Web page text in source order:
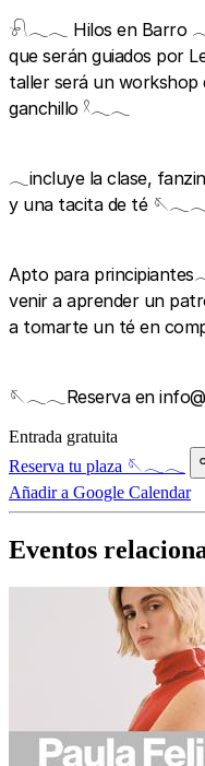
𓍯𓂃𓂃 Hilos en Barro 𓂃
que serán guiados por
taller será un
ganchillo 𓍲𓂃𓂃
𓂃incluye la clase,
y una tacita de té 🪡𓂃𓂃
Apto para
venir a aprender un
a tomarte un té en
🪡𓂃𓂃Reserva en
Entrada gratuita
Reserva tu plaza 🪡𓂃𓂃
Añadir a Google Calendar
Eventos